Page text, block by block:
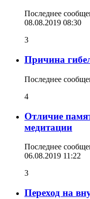
Последнее
08.08.2019 08:30
3
Причина
Последнее
4
Отличие
медитации
Последнее
06.08.2019 11:22
3
Переход на